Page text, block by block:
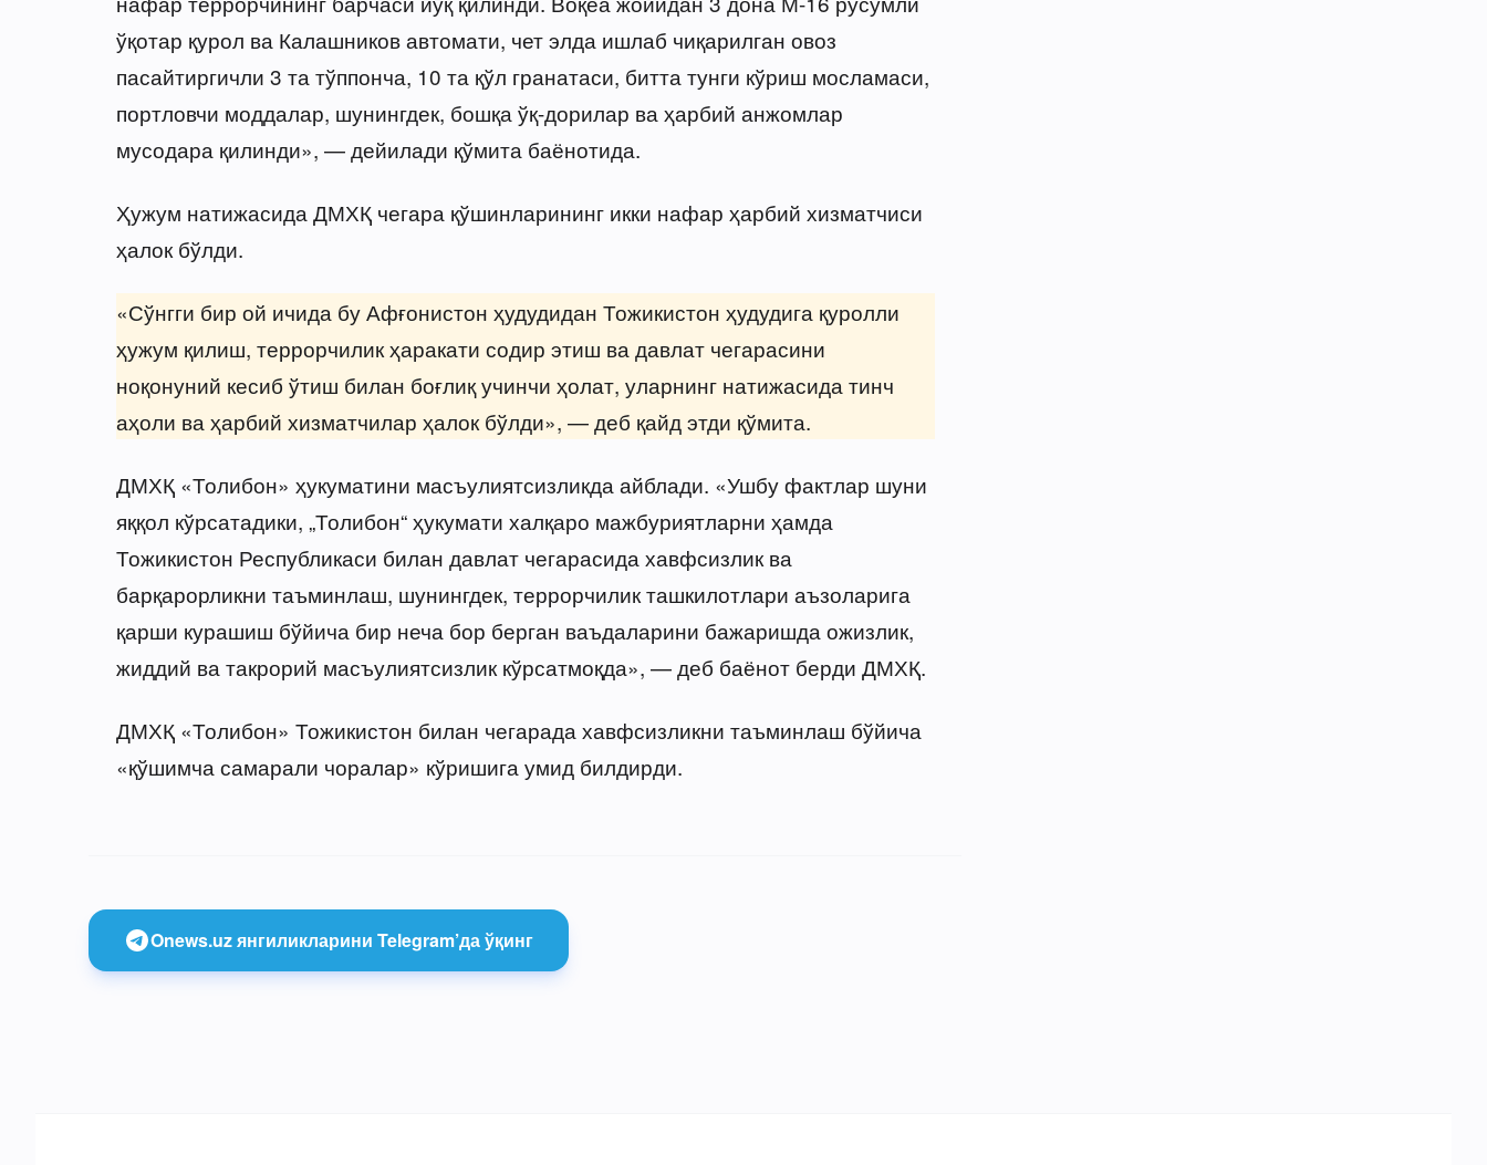
ўқотар қурол ва Калашников автомати, чет элда ишлаб чиқарилган овоз
пасайтиргичли 3 та тўппонча, 10 та қўл гранатаси, битта тунги кўриш мосламаси,
портловчи моддалар, шунингдек, бошқа ўқ-дорилар ва ҳарбий анжомлар
мусодара қилинди», — дейилади қўмита баёнотида.
Ҳужум натижасида ДМХҚ чегара қўшинларининг икки нафар ҳарбий хизматчиси
ҳалок бўлди.
«Сўнгги бир ой ичида бу Афғонистон ҳудудидан Тожикистон ҳудудига қуролли
ҳужум қилиш, террорчилик ҳаракати содир этиш ва давлат чегарасини
ноқонуний кесиб ўтиш билан боғлиқ учинчи ҳолат, уларнинг натижасида тинч
аҳоли ва ҳарбий хизматчилар ҳалок бўлди», — деб қайд этди қўмита.
ДМХҚ «Толибон» ҳукуматини масъулиятсизликда айблади. «Ушбу фактлар шуни
яққол кўрсатадики, „Толибон“ ҳукумати халқаро мажбуриятларни ҳамда
Тожикистон Республикаси билан давлат чегарасида хавфсизлик ва
барқарорликни таъминлаш, шунингдек, террорчилик ташкилотлари аъзоларига
қарши курашиш бўйича бир неча бор берган ваъдаларини бажаришда ожизлик,
жиддий ва такрорий масъулиятсизлик кўрсатмоқда», — деб баёнот берди ДМХҚ.
ДМХҚ «Толибон» Тожикистон билан чегарада хавфсизликни таъминлаш бўйича
«қўшимча самарали чоралар» кўришига умид билдирди.
Onews.uz янгиликларини Telegram’да ўқинг